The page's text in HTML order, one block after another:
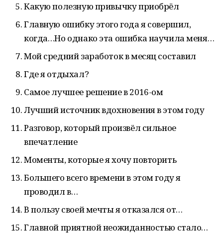
Какую полезную привычку приобрёл
Главную ошибку этого года я совершил,
когда…Но однако эта ошибка научила меня…
Мой средний заработок в месяц составил
Где я отдыхал?
Самое лучшее решение в 2016-ом
Лучший источник вдохновения в этом году
Разговор, который произвёл сильное
впечатление
Моменты, которые я хочу повторить
Большего всего времени в этом году я
проводил в…
В пользу своей мечты я отказался от…
Главной приятной неожиданностью стало…